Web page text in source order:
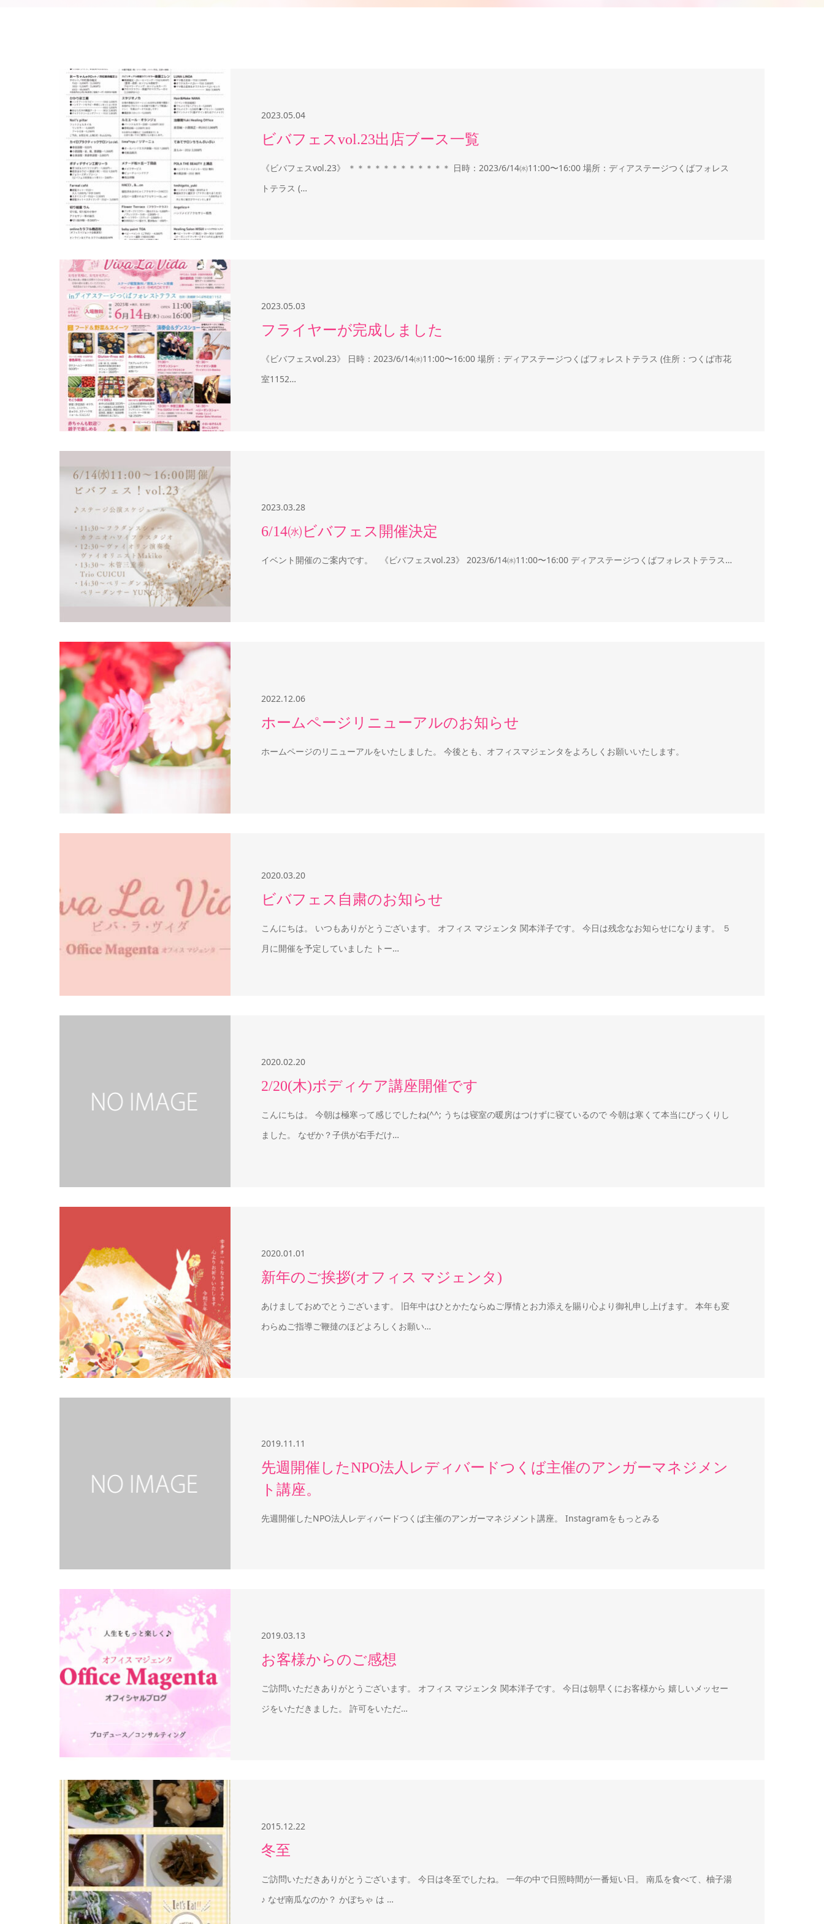
2023.05.04
ビバフェスvol.23出店ブース一覧
《ビバフェスvol.23》 ＊＊＊＊＊＊＊＊＊＊＊＊ 日時：2023/6/14㈬11:00〜16:00 場所：ディアステージつくばフォレス
トテラス (…
2023.05.03
フライヤーが完成しました
《ビバフェスvol.23》 日時：2023/6/14㈬11:00〜16:00 場所：ディアステージつくばフォレストテラス (住所：つくば市花
室1152…
2023.03.28
6/14㈬ビバフェス開催決定
イベント開催のご案内です。 《ビバフェスvol.23》 2023/6/14㈬11:00〜16:00 ディアステージつくばフォレストテラス…
2022.12.06
ホームページリニューアルのお知らせ
ホームページのリニューアルをいたしました。 今後とも、オフィスマジェンタをよろしくお願いいたします。
2020.03.20
ビバフェス自粛のお知らせ
こんにちは。 いつもありがとうございます。 オフィス マジェンタ 関本洋子です。 今日は残念なお知らせになります。 ５
月に開催を予定していました トー…
2020.02.20
2/20(木)ボディケア講座開催です
こんにちは。 今朝は極寒って感じでしたね(^^; うちは寝室の暖房はつけずに寝ているので 今朝は寒くて本当にびっくりし
ました。 なぜか？子供が右手だけ…
2020.01.01
新年のご挨拶(オフィス マジェンタ)
あけましておめでとうございます。 旧年中はひとかたならぬご厚情とお力添えを賜り心より御礼申し上げます。 本年も変
わらぬご指導ご鞭撻のほどよろしくお願い…
2019.11.11
先週開催したNPO法人レディバードつくば主催のアンガーマネジメン
ト講座。
先週開催したNPO法人レディバードつくば主催のアンガーマネジメント講座。 Instagramをもっとみる
2019.03.13
お客様からのご感想
ご訪問いただきありがとうございます。 オフィス マジェンタ 関本洋子です。 今日は朝早くにお客様から 嬉しいメッセー
ジをいただきました。 許可をいただ…
2015.12.22
冬至
ご訪問いただきありがとうございます。 今日は冬至でしたね。 一年の中で日照時間が一番短い日。 南瓜を食べて、柚子湯
♪ なぜ南瓜なのか？ かぼちゃ は …